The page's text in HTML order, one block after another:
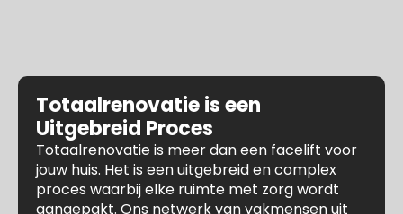
Totaalrenovatie is een
Uitgebreid Proces
Totaalrenovatie is meer dan een facelift voor
jouw huis. Het is een uitgebreid en complex
proces waarbij elke ruimte met zorg wordt
aangepakt. Ons netwerk van vakmensen uit